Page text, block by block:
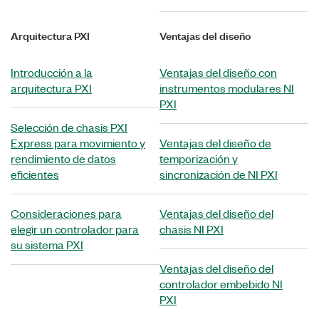
Arquitectura PXI
Introducción a la
arquitectura PXI
Selección de chasis PXI
Express para movimiento y
rendimiento de datos
eficientes
Consideraciones para
elegir un controlador para
su sistema PXI
Ventajas del diseño
Ventajas del diseño con
instrumentos modulares NI
PXI
Ventajas del diseño de
temporización y
sincronización de NI PXI
Ventajas del diseño del
chasis NI PXI
Ventajas del diseño del
controlador embebido NI
PXI